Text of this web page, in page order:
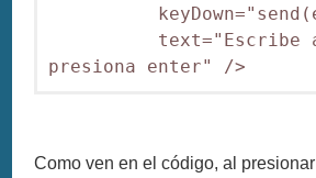
text="Escribe
Como ven en el código, al